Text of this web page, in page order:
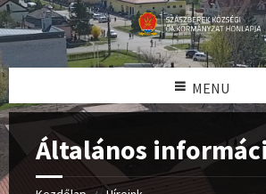
MENU
Általános